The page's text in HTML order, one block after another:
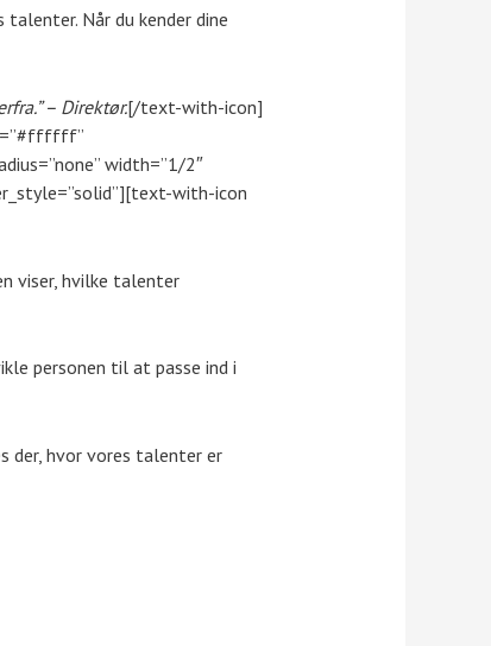
Når du kender dine
– Direktør.[/text-with-icon]
width=”1/2″
with-icon
viser, hvilke talenter
personen til at passe ind i
der, hvor vores talenter er